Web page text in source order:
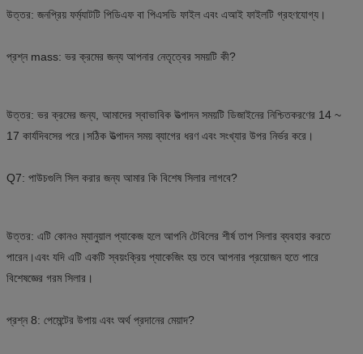
উত্তর: জনপ্রিয় ফর্ম্যাটটি পিডিএফ বা পিএসডি ফাইল এবং এআই ফাইলটি গ্রহণযোগ্য।
প্রশ্ন mass: ভর ক্রমের জন্য আপনার নেতৃত্বের সময়টি কী?
উত্তর: ভর ক্রমের জন্য, আমাদের স্বাভাবিক উত্পাদন সময়টি ডিজাইনের নিশ্চিতকরণের 14 ~
17 কার্যদিবসের পরে।সঠিক উত্পাদন সময় ব্যাগের ধরণ এবং সংখ্যার উপর নির্ভর করে।
Q7: পাউচগুলি সিল করার জন্য আমার কি বিশেষ সিলার লাগবে?
উত্তর: এটি কোনও ম্যানুয়াল প্যাকেজ হলে আপনি টেবিলের শীর্ষ তাপ সিলার ব্যবহার করতে
পারেন।এবং যদি এটি একটি স্বয়ংক্রিয় প্যাকেজিং হয় তবে আপনার প্রয়োজন হতে পারে
বিশেষজ্ঞের গরম সিলার।
প্রশ্ন 8: পেমেন্টের উপায় এবং অর্থ প্রদানের মেয়াদ?